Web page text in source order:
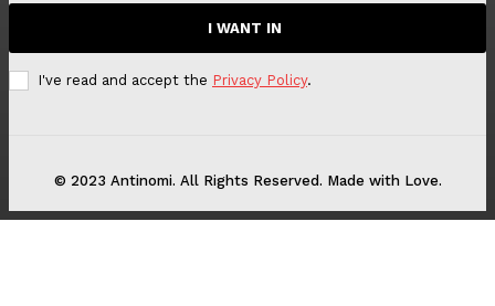
I WANT IN
I've read and accept the Privacy Policy.
© 2023 Antinomi. All Rights Reserved. Made with Love.